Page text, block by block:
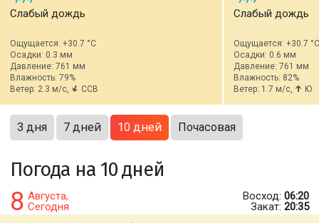
Слабый дождь
Ощущается: +30.7 °C
Осадки: 0.3 мм
Давление: 761 мм
Влажность: 79%
Ветер: 2.3 м/с,
ССВ
Слабый дождь
Ощущается: +30.7 °C
Осадки: 0.6 мм
Давление: 761 мм
Влажность: 82%
Ветер: 1.7 м/с,
Ю
3 дня 7 дней 10 дней Почасовая
Погода на 10 дней
8 Августа,
Сегодня
Восход: 06:20
Закат: 20:35